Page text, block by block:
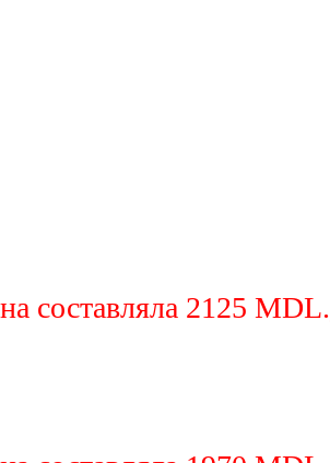
составляла 2125 MDL.